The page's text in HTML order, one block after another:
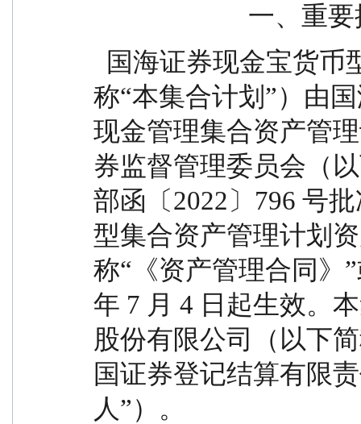
称“本集合计划”）由
现金管理集合资产管
券监督管理委员会（
部函〔2022〕796 号
型集合资产管理计划
称“《资产管理合同》
年 7 月 4 日起生效。
股份有限公司（以下
国证券登记结算有限
人”）。